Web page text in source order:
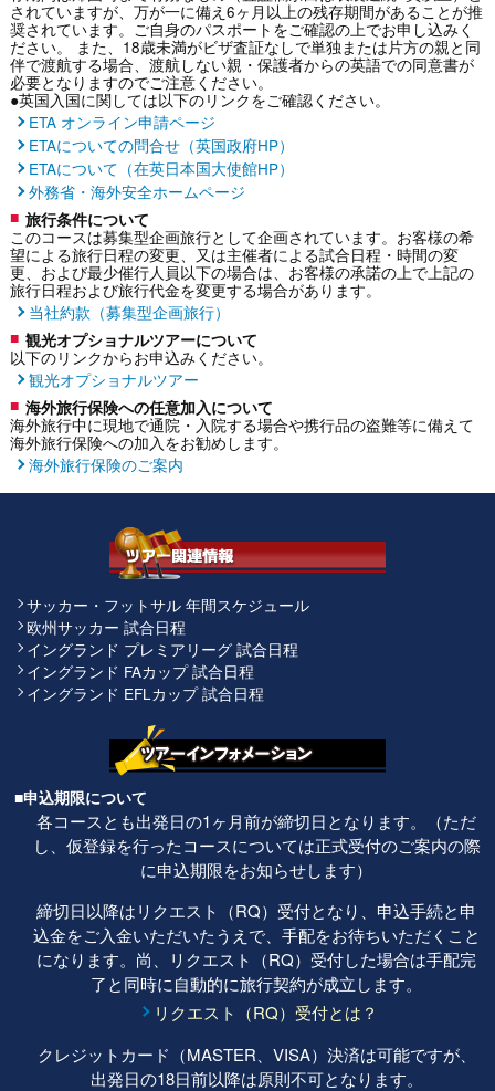
されていますが、万が一に備え6ヶ月以上の残存期間があることが推
奨されています。ご自身のパスポートをご確認の上でお申し込みく
ださい。 また、18歳未満がビザ査証なしで単独または片方の親と同
伴で渡航する場合、渡航しない親・保護者からの英語での同意書が
必要となりますのでご注意ください。
●英国入国に関しては以下のリンクをご確認ください。
ETA オンライン申請ページ
ETAについての問合せ（英国政府HP）
ETAについて（在英日本国大使館HP）
外務省・海外安全ホームページ
旅行条件について
このコースは募集型企画旅行として企画されています。お客様の希
望による旅行日程の変更、又は主催者による試合日程・時間の変
更、および最少催行人員以下の場合は、お客様の承諾の上で上記の
旅行日程および旅行代金を変更する場合があります。
当社約款（募集型企画旅行）
観光オプショナルツアーについて
以下のリンクからお申込みください。
観光オプショナルツアー
海外旅行保険への任意加入について
海外旅行中に現地で通院・入院する場合や携行品の盗難等に備えて
海外旅行保険への加入をお勧めします。
海外旅行保険のご案内
サッカー・フットサル 年間スケジュール
欧州サッカー 試合日程
イングランド プレミアリーグ 試合日程
イングランド FAカップ 試合日程
イングランド EFLカップ 試合日程
■申込期限について
各コースとも出発日の1ヶ月前が締切日となります。（ただ
し、仮登録を行ったコースについては正式受付のご案内の際
に申込期限をお知らせします）
締切日以降はリクエスト（RQ）受付となり、申込手続と申
込金をご入金いただいたうえで、手配をお待ちいただくこと
になります。尚、リクエスト（RQ）受付した場合は手配完
了と同時に自動的に旅行契約が成立します。
リクエスト（RQ）受付とは？
クレジットカード（MASTER、VISA）決済は可能ですが、
出発日の18日前以降は原則不可となります。